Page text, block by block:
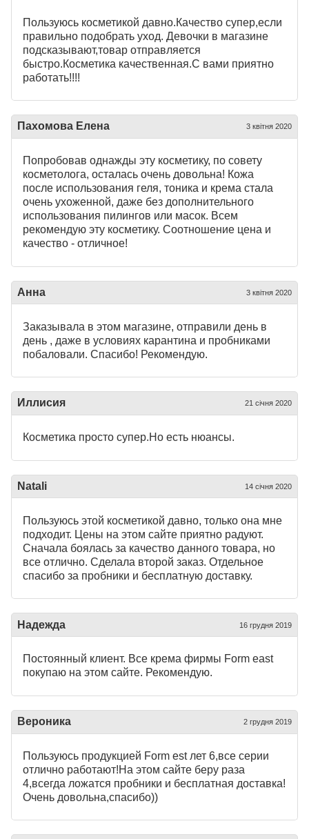
Пользуюсь косметикой давно.Качество супер,если
правильно подобрать уход. Девочки в магазине
подсказывают,товар отправляется
быстро.Косметика качественная.С вами приятно
работать!!!!
Пахомова Елена 3 квітня 2020
Попробовав однажды эту косметику, по совету
косметолога, осталась очень довольна! Кожа
после использования геля, тоника и крема стала
очень ухоженной, даже без дополнительного
использования пилингов или масок. Всем
рекомендую эту косметику. Соотношение цена и
качество - отличное!
Анна 3 квітня 2020
Заказывала в этом магазине, отправили день в
день , даже в условиях карантина и пробниками
побаловали. Спасибо! Рекомендую.
Иллисия 21 січня 2020
Косметика просто супер.Но есть нюансы.
Natali 14 січня 2020
Пользуюсь этой косметикой давно, только она мне
подходит. Цены на этом сайте приятно радуют.
Сначала боялась за качество данного товара, но
все отлично. Сделала второй заказ. Отдельное
спасибо за пробники и бесплатную доставку.
Надежда 16 грудня 2019
Постоянный клиент. Все крема фирмы Form east
покупаю на этом сайте. Рекомендую.
Вероника 2 грудня 2019
Пользуюсь продукцией Form est лет 6,все серии
отлично работают!На этом сайте беру раза
4,всегда ложатся пробники и бесплатная доставка!
Очень довольна,спасибо))